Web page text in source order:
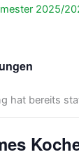
2025/
hat bereits